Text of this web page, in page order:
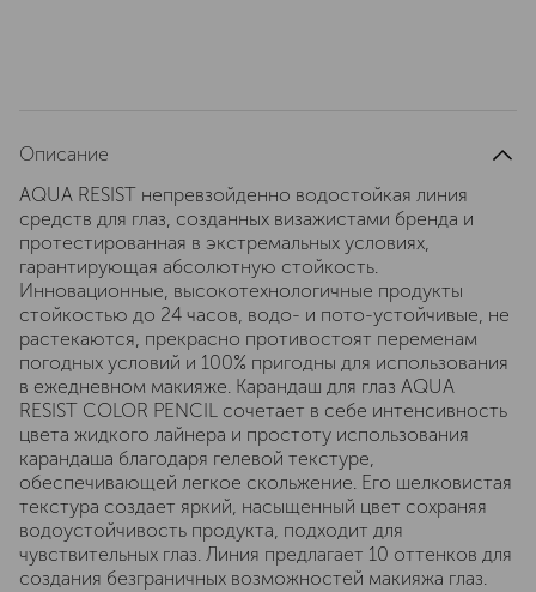
Описание
AQUA RESIST непревзойденно водостойкая линия
средств для глаз, созданных визажистами бренда и
протестированная в экстремальных условиях,
гарантирующая абсолютную стойкость.
Инновационные, высокотехнологичные продукты
стойкостью до 24 часов, водо- и пото-устойчивые, не
растекаются, прекрасно противостоят переменам
погодных условий и 100% пригодны для использования
в ежедневном макияже. Карандаш для глаз AQUA
RESIST COLOR PENCIL сочетает в себе интенсивность
цвета жидкого лайнера и простоту использования
карандаша благодаря гелевой текстуре,
обеспечивающей легкое скольжение. Его шелковистая
текстура создает яркий, насыщенный цвет сохраняя
водоустойчивость продукта, подходит для
чувствительных глаз. Линия предлагает 10 оттенков для
создания безграничных возможностей макияжа глаз.